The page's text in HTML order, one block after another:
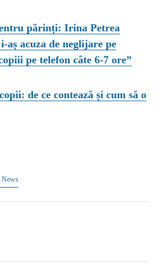
părinți: Irina Petrea
aș acuza de neglijare pe
pe telefon câte 6-7 ore”
de ce contează și cum să o
News